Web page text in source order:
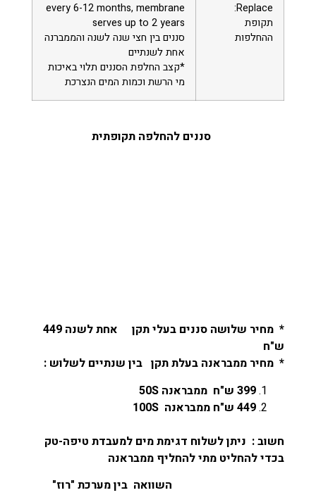
Replace:
תקופת
ההחלפות
every 6-12 months, membrane
serves up to 2 years
סננים בין חצי שנה לשנה והממברנה
אחת לשנתיים
*קצב החלפת הסננים תלוי באיכות
מי הרשת וכמות המים הנצרכת
סננים להחלפה תקופתית
* מחיר שלושה סננים בעלי תקן אחת לשנה 449
ש"ח
* מחיר ממבראנה בעלת תקן בין שנתיים לשלוש :
399 ש"ח ממבראנה 50S
449 ש"ח ממבראנה 100S
חשוב : ניתן לשלוח דגימת מים למעבדת טיפה-טק
בכדי להחליט מתי להחליף ממבראנה
השוואה בין מערכת "רוז"